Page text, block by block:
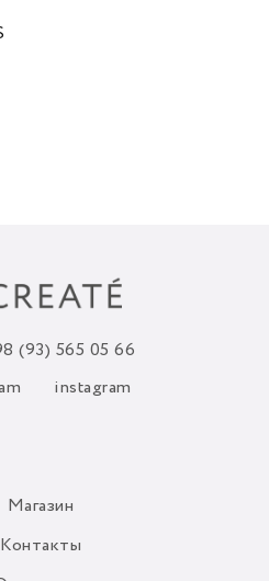
(93) 565 05 66
instagram
Магазин
Контакты